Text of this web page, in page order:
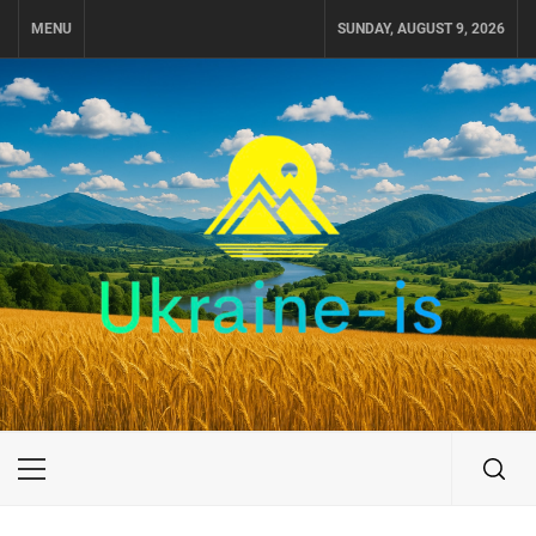
MENU SUNDAY, AUGUST 9, 2026
UKRAINE-IS
ПУТЕШЕСТВИЕ ПО УКРАИНЕ
Primary